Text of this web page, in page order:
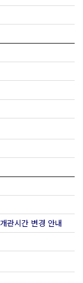
관시간 변경 안내